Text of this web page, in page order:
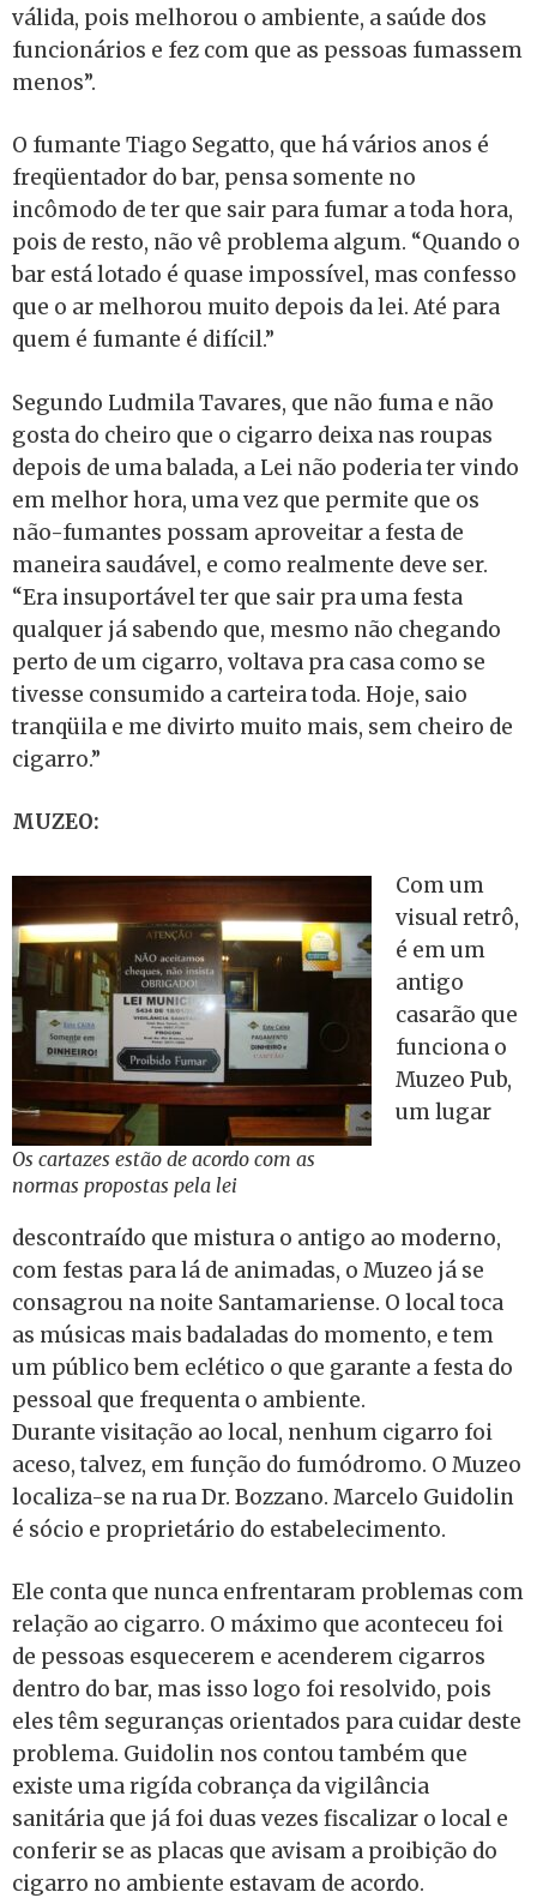
válida, pois melhorou o ambiente, a saúde dos
funcionários e fez com que as pessoas fumassem
menos”.
O fumante Tiago Segatto, que há vários anos é
freqüentador do bar, pensa somente no
incômodo de ter que sair para fumar a toda hora,
pois de resto, não vê problema algum. “Quando o
bar está lotado é quase impossível, mas confesso
que o ar melhorou muito depois da lei. Até para
quem é fumante é difícil.”
Segundo Ludmila Tavares, que não fuma e não
gosta do cheiro que o cigarro deixa nas roupas
depois de uma balada, a Lei não poderia ter vindo
em melhor hora, uma vez que permite que os
não-fumantes possam aproveitar a festa de
maneira saudável, e como realmente deve ser.
“Era insuportável ter que sair pra uma festa
qualquer já sabendo que, mesmo não chegando
perto de um cigarro, voltava pra casa como se
tivesse consumido a carteira toda. Hoje, saio
tranqüila e me divirto muito mais, sem cheiro de
cigarro.”
MUZEO:
Os cartazes estão de acordo com as
normas propostas pela lei
Com um
visual retrô,
é em um
antigo
casarão que
funciona o
Muzeo Pub,
um lugar
descontraído que mistura o antigo ao moderno,
com festas para lá de animadas, o Muzeo já se
consagrou na noite Santamariense. O local toca
as músicas mais badaladas do momento, e tem
um público bem eclético o que garante a festa do
pessoal que frequenta o ambiente.
Durante visitação ao local, nenhum cigarro foi
aceso, talvez, em função do fumódromo. O Muzeo
localiza-se na rua Dr. Bozzano. Marcelo Guidolin
é sócio e proprietário do estabelecimento.
Ele conta que nunca enfrentaram problemas com
relação ao cigarro. O máximo que aconteceu foi
de pessoas esquecerem e acenderem cigarros
dentro do bar, mas isso logo foi resolvido, pois
eles têm seguranças orientados para cuidar deste
problema. Guidolin nos contou também que
existe uma rigída cobrança da vigilância
sanitária que já foi duas vezes fiscalizar o local e
conferir se as placas que avisam a proibição do
cigarro no ambiente estavam de acordo.